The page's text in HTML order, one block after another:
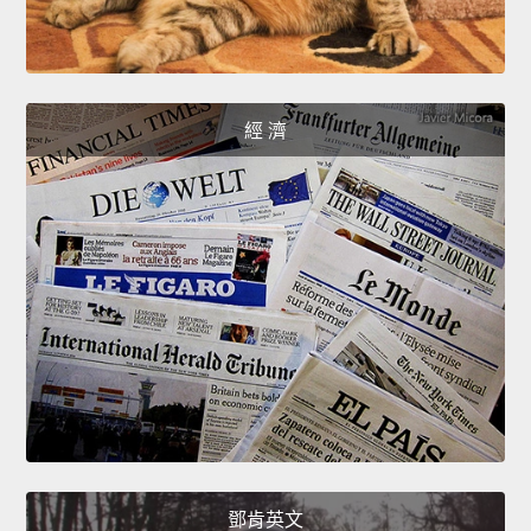
經 濟
鄧肯英文